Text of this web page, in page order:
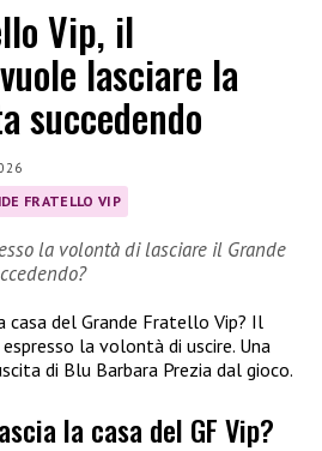
Vip, il
lasciare la
succedendo
FRATELLO VIP
la volontà di lasciare il Grande
casa del Grande Fratello Vip? Il
la volontà di uscire. Una
di Blu Barbara Prezia dal gioco.
la casa del GF Vip?